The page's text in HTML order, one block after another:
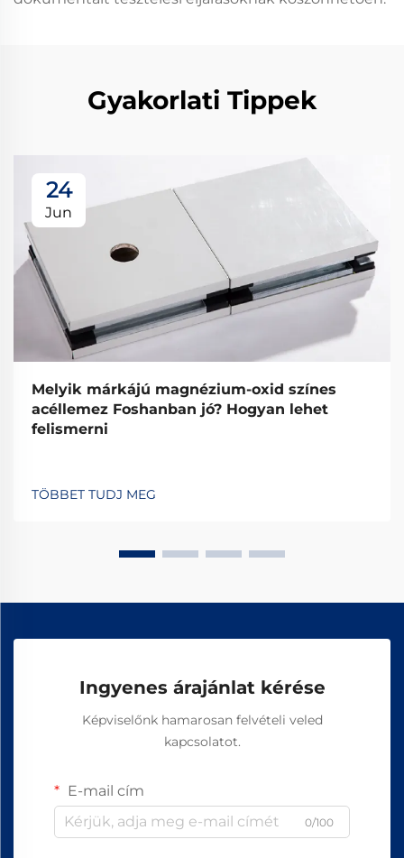
Gyakorlati Tippek
24
Jun
Melyik márkájú magnézium-oxid színes
acéllemez Foshanban jó? Hogyan lehet
felismerni
TÖBBET TUDJ MEG
Ingyenes árajánlat kérése
Képviselőnk hamarosan felvételi veled
kapcsolatot.
E-mail cím
0/100